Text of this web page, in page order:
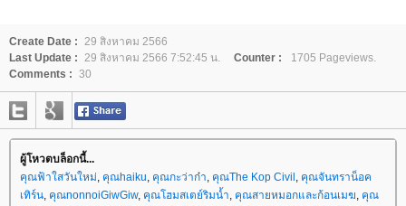
Create Date : 29 สิงหาคม 2566
Last Update : 29 สิงหาคม 2566 7:52:45 น. Counter :
1705 Pageviews.
Comments : 30
ผู้โหวตบล็อกนี้...
คุณฟ้าใสวันใหม่, คุณhaiku, คุณกะว่าก๋า, คุณThe Kop Civil , คุณจันทราน็อค
เทิร์น, คุณnonnoiGiwGiw, คุณโฮมสเตย์ริมน้ำ, คุณสายหมอกและก้อนเมฆ, คุณ